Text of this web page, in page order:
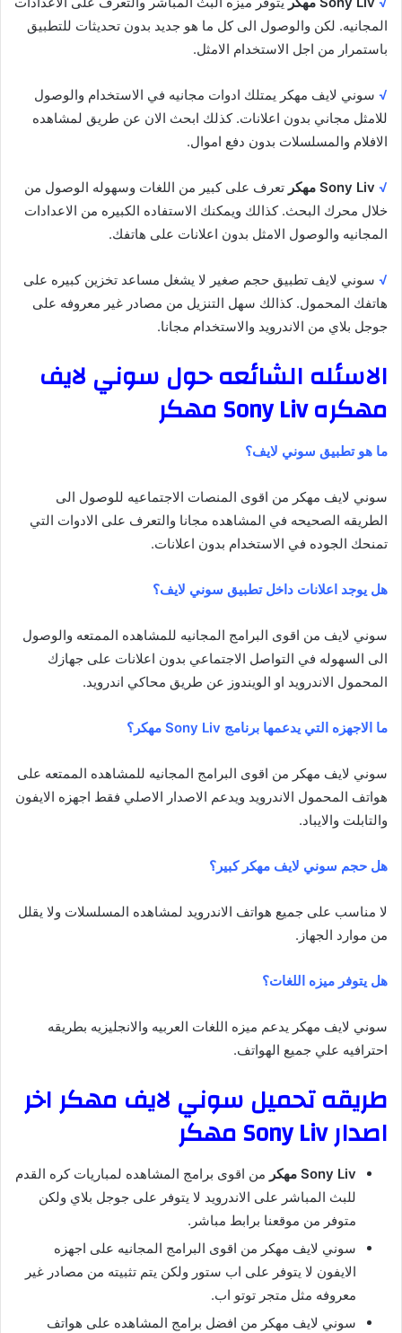
المجانيه. لكن والوصول الى كل ما هو جديد بدون تحديثات للتطبيق
باستمرار من اجل الاستخدام الامثل.
√ سوني لايف مهكر يمتلك ادوات مجانيه في الاستخدام والوصول
للامثل مجاني بدون اعلانات. كذلك ابحث الان عن طريق لمشاهده
الافلام والمسلسلات بدون دفع اموال.
√ Sony Liv مهكر
تعرف على كبير من اللغات وسهوله الوصول من
خلال محرك البحث. كذالك ويمكنك الاستفاده الكبيره من الاعدادات
المجانيه والوصول الامثل بدون اعلانات على هاتفك.
√ سوني لايف تطبيق حجم صغير لا يشغل مساعد تخزين كبيره على
هاتفك المحمول. كذالك سهل التنزيل من مصادر غير معروفه على
جوجل بلاي من الاندرويد والاستخدام مجانا.
الاسئله الشائعه حول سوني لايف
مهكره Sony Liv مهكر
ما هو تطبيق سوني لايف؟
سوني لايف مهكر من اقوى المنصات الاجتماعيه للوصول الى
الطريقه الصحيحه في المشاهده مجانا والتعرف على الادوات التي
تمنحك الجوده في الاستخدام بدون اعلانات.
هل يوجد اعلانات داخل تطبيق سوني لايف؟
سوني لايف من اقوى البرامج المجانيه للمشاهده الممتعه والوصول
الى السهوله في التواصل الاجتماعي بدون اعلانات على جهازك
المحمول الاندرويد او الويندوز عن طريق محاكي اندرويد.
ما الاجهزه التي يدعمها برنامج Sony Liv مهكر؟
سوني لايف مهكر من اقوى البرامج المجانيه للمشاهده الممتعه على
هواتف المحمول الاندرويد ويدعم الاصدار الاصلي فقط اجهزه الايفون
والتابلت والايباد.
هل حجم سوني لايف مهكر كبير؟
لا مناسب على جميع هواتف الاندرويد لمشاهده المسلسلات ولا يقلل
من موارد الجهاز.
هل يتوفر ميزه اللغات؟
سوني لايف مهكر يدعم ميزه اللغات العربيه والانجليزيه بطريقه
احترافيه علي جميع الهواتف.
طريقه تحميل سوني لايف مهكر اخر
اصدار Sony Liv مهكر
Sony Liv مهكر
من اقوى برامج المشاهده لمباريات كره القدم
للبث المباشر على الاندرويد لا يتوفر على جوجل بلاي ولكن
متوفر من موقعنا برابط مباشر.
سوني لايف مهكر من اقوى البرامج المجانيه على اجهزه
الايفون لا يتوفر على اب ستور ولكن يتم تثبيته من مصادر غير
معروفه مثل متجر توتو اب.
سوني لايف مهكر من افضل برامج المشاهده على هواتف